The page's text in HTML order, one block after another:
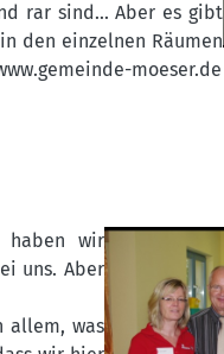
rar sind... Aber es gibt
den einzelnen Räumen
moeser.de
haben wir
uns. Aber
allem, was